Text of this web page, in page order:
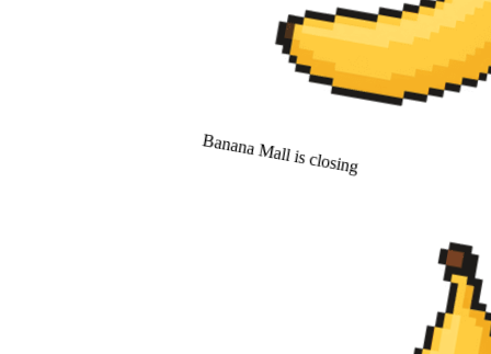
Banana Mall is closing